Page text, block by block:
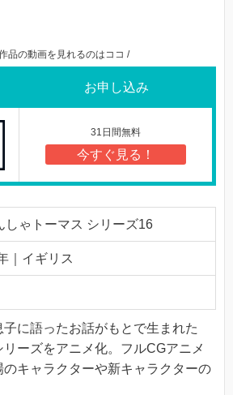
品の動画を見れるのはココ /
お申し込み
31日間無料
今すぐ見る！
しゃトーマス シリーズ16
｜イギリス
に語ったお話がもとで生まれた
リーズをアニメ化。フルCGアニメ
のキャラクターや新キャラクターの